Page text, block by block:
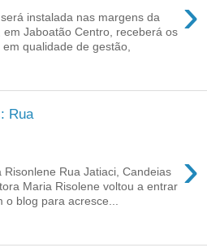
›
instalada nas margens da
em Jaboatão Centro, receberá os
qualidade de gestão,
Rua
›
Risonlene Rua Jatiaci, Candeias
Maria Risolene voltou a entrar
blog para acresce...